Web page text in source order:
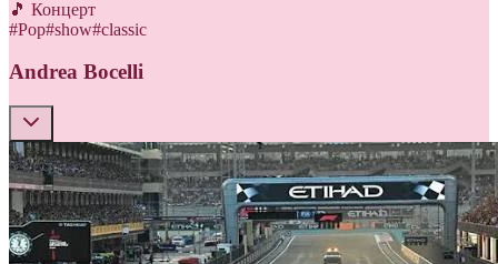
🎵 Концерт
#Pop#show#classic
Andrea Bocelli